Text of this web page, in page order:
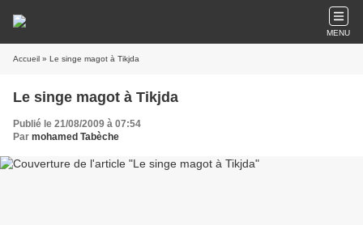
MENU
Accueil » Le singe magot à Tikjda
Le singe magot à Tikjda
Publié le 21/08/2009 à 07:54
Par mohamed Tabèche